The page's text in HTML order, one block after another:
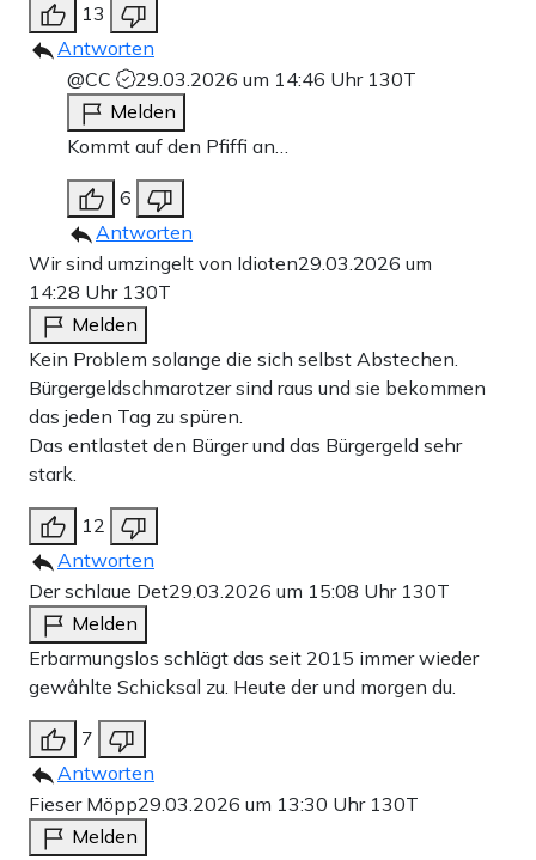
13
Antworten
@CC
29.03.2026 um 14:46 Uhr 130T
Melden
Kommt auf den Pfiffi an…
6
Antworten
Wir sind umzingelt von Idioten29.03.2026 um
14:28 Uhr 130T
Melden
Kein Problem solange die sich selbst Abstechen.
Bürgergeldschmarotzer sind raus und sie bekommen
das jeden Tag zu spüren.
Das entlastet den Bürger und das Bürgergeld sehr
stark.
12
Antworten
Der schlaue Det29.03.2026 um 15:08 Uhr 130T
Melden
Erbarmungslos schlägt das seit 2015 immer wieder
gewâhlte Schicksal zu. Heute der und morgen du.
7
Antworten
Fieser Möpp29.03.2026 um 13:30 Uhr 130T
Melden